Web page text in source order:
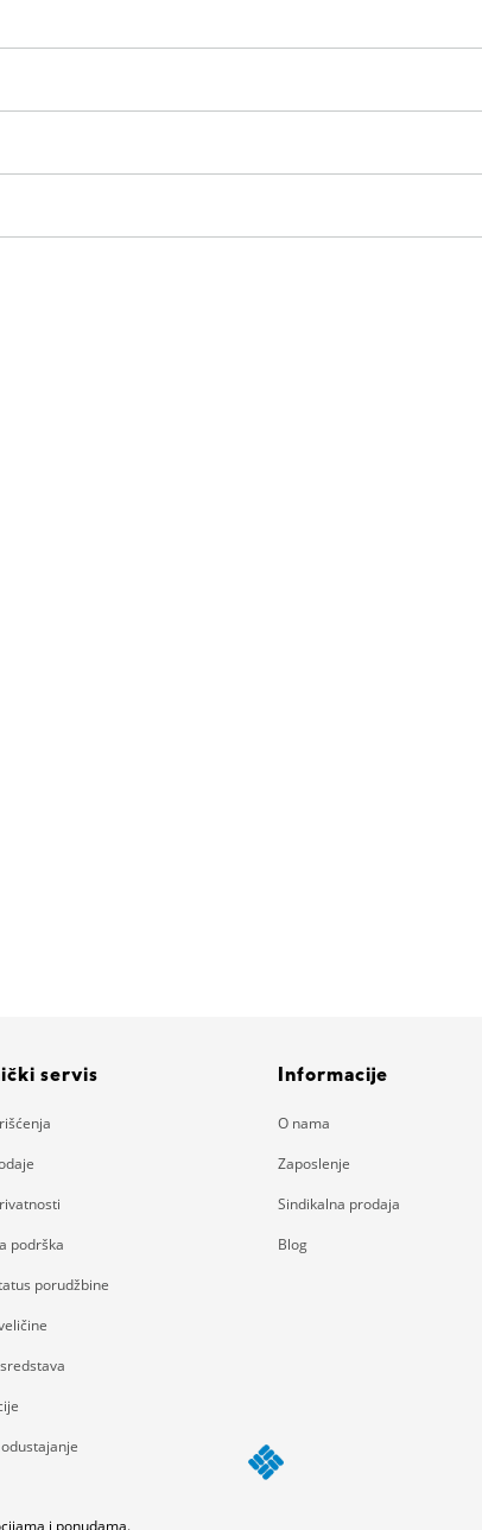
servis
podrška
porudžbine
Informacije
O nama
Zaposlenje
Sindikalna prodaja
Blog
i ponudama.